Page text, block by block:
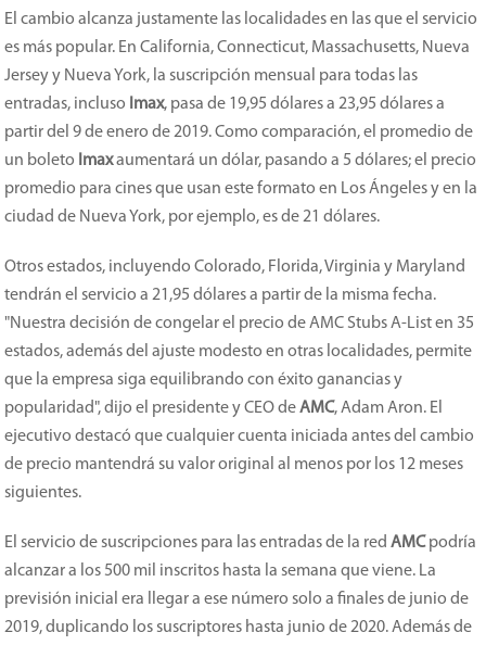
El cambio alcanza justamente las localidades en las que el servicio
es más popular. En California, Connecticut, Massachusetts, Nueva
Jersey y Nueva York, la suscripción mensual para todas las
entradas, incluso Imax, pasa de 19,95 dólares a 23,95 dólares a
partir del 9 de enero de 2019. Como comparación, el promedio de
un boleto Imaxaumentará un dólar, pasando a 5 dólares; el precio
promedio para cines que usan este formato en Los Ángeles y en la
ciudad de Nueva York, por ejemplo, es de 21 dólares.
Otros estados, incluyendo Colorado, Florida, Virginia y Maryland
tendrán el servicio a 21,95 dólares a partir de la misma fecha.
"Nuestra decisión de congelar el precio de AMC Stubs A-List en 35
estados, además del ajuste modesto en otras localidades, permite
que la empresa siga equilibrando con éxito ganancias y
popularidad", dijo el presidente y CEO deAMC, Adam Aron. El
ejecutivo destacó que cualquier cuenta iniciada antes del cambio
de precio mantendrá su valor original al menos por los 12 meses
siguientes.
El servicio de suscripciones para las entradas de la redAMCpodría
alcanzar a los 500 mil inscritos hasta la semana que viene. La
previsión inicial era llegar a ese número solo a finales de junio de
2019, duplicando los suscriptores hasta junio de 2020. Además de